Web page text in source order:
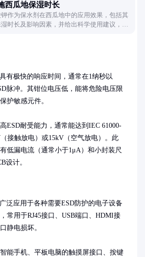
西瓜地保湿时长
作为保水剂在西瓜地中的应用效果，包括其
时长及影响因素，并给出科学使用建议，帮
具有极快的响应时间，通常在1纳秒以
脉冲。其钳位电压低，能将危险电压限
护敏感元件。
ESD耐受能力，通常能达到IEC 61000-
接触放电）或15kV（空气放电）。此
低漏电流（通常小于1μA）和小封装尺
设计。
广泛应用于各种需要ESD防护的电子设备
常用于RJ45接口、USB端口、HDMI接
静电损坏。
能手机、平板电脑的触摸屏接口、按键